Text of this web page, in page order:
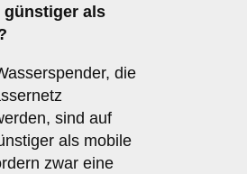
günstiger als
die
sind auf
als mobile
zwar eine